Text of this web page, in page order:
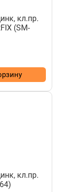
кл.пр.
(SM-
кл.пр.